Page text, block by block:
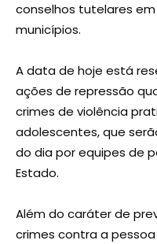
conselhos tutelares
municípios.
A data de hoje está
ações de repressão
crimes de violência
adolescentes, que
do dia por equipes de
Estado.
Além do caráter de
crimes contra a